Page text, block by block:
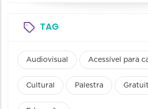
TAG
Audiovisual Acessível para
Cultural Palestra